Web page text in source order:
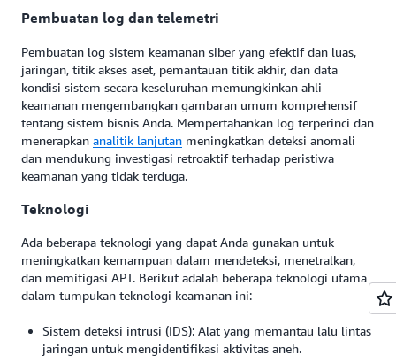
Pembuatan log dan telemetri
Pembuatan log sistem keamanan siber yang efektif dan luas,
jaringan, titik akses aset, pemantauan titik akhir, dan data
kondisi sistem secara keseluruhan memungkinkan ahli
keamanan mengembangkan gambaran umum komprehensif
tentang sistem bisnis Anda. Mempertahankan log terperinci dan
menerapkan analitik lanjutan meningkatkan deteksi anomali
dan mendukung investigasi retroaktif terhadap peristiwa
keamanan yang tidak terduga.
Teknologi
Ada beberapa teknologi yang dapat Anda gunakan untuk
meningkatkan kemampuan dalam mendeteksi, menetralkan,
dan memitigasi APT. Berikut adalah beberapa teknologi utama
dalam tumpukan teknologi keamanan ini:
Sistem deteksi intrusi (IDS): Alat yang memantau lalu lintas
jaringan untuk mengidentifikasi aktivitas aneh.